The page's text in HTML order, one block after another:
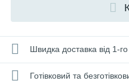
Швидка доставка від 1-
Готівковий та